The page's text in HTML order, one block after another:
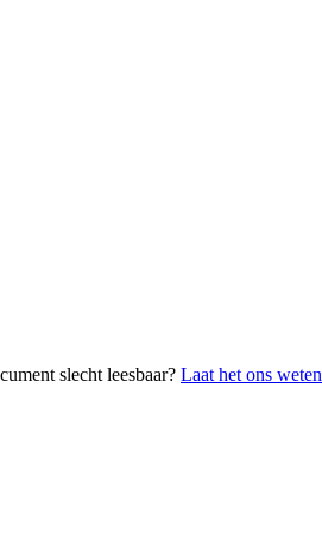
slecht leesbaar? Laat het ons weten